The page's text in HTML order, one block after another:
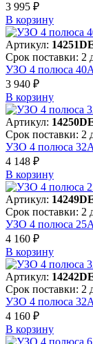
3 995 ₽
В корзинy
Артикул:
Срок поставки: 2
УЗО 4 полюса
3 940 ₽
В корзинy
Артикул:
Срок поставки: 2
УЗО 4 полюса
4 148 ₽
В корзинy
Артикул:
Срок поставки: 2
УЗО 4 полюса
4 160 ₽
В корзинy
Артикул:
Срок поставки: 2
УЗО 4 полюса
4 160 ₽
В корзинy